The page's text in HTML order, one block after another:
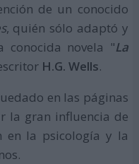
de un conocido
, quién sólo adaptó y
conocida novela "La
H.G. Wells.
en las páginas
la gran influencia de
en la psicología y la